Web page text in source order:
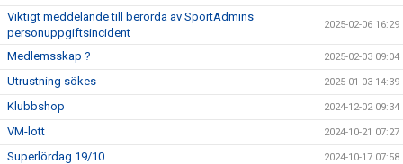
Viktigt meddelande till berörda av SportAdmins
personuppgiftsincident
2025-02-06 16:29
Medlemsskap ? 2025-02-03 09:04
Utrustning sökes 2025-01-03 14:39
Klubbshop 2024-12-02 09:34
VM-lott 2024-10-21 07:27
Superlördag 19/10 2024-10-17 07:58